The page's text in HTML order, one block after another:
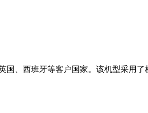
国、西班牙等客户国家。该机型采用